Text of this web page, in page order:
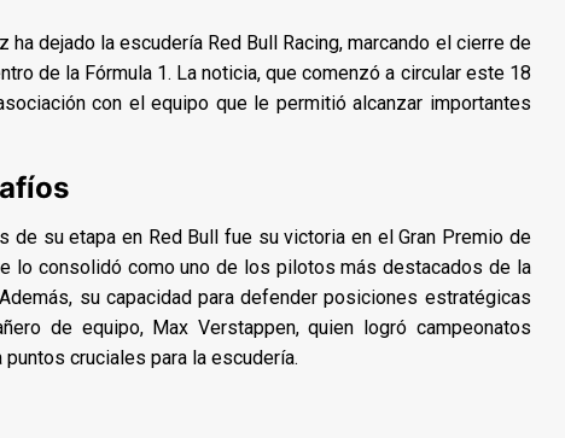
ha dejado la escudería Red Bull Racing, marcando el cierre de
de la Fórmula 1. La noticia, que comenzó a circular este 18
con el equipo que le permitió alcanzar importantes
de su etapa en Red Bull fue su victoria en el Gran Premio de
lo consolidó como uno de los pilotos más destacados de la
su capacidad para defender posiciones estratégicas
de equipo, Max Verstappen, quien logró campeonatos
cruciales para la escudería.